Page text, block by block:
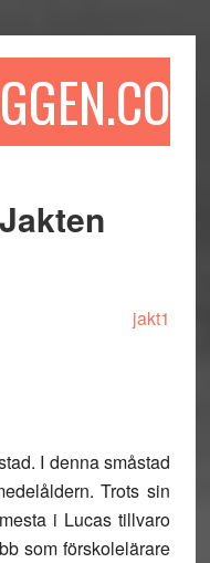
I denna småstad
Trots sin
i Lucas tillvaro
som förskolelärare